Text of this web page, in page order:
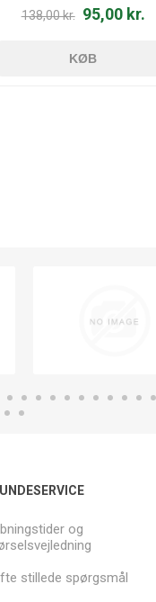
138,00 kr. 95,00 kr.
KØB
og
stillede spørgsmål